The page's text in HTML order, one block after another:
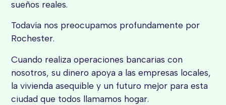
sueños reales.
Todavía nos preocupamos profundamente por
Rochester.
Cuando realiza operaciones bancarias con
nosotros, su dinero apoya a las empresas locales,
la vivienda asequible y un futuro mejor para esta
ciudad que todos llamamos hogar.